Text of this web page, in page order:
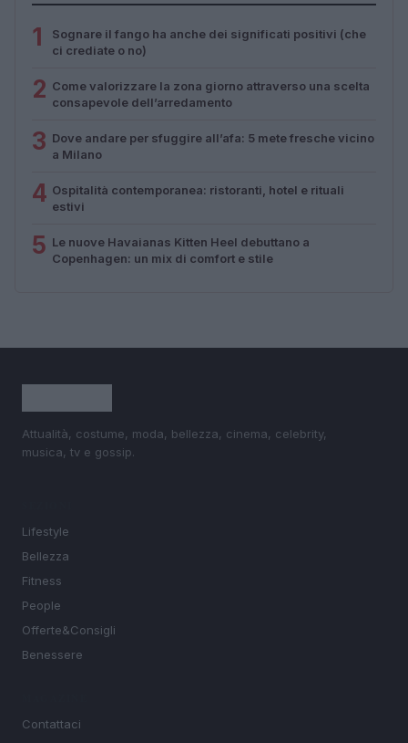
1
Sognare il fango ha anche dei significati positivi (che
ci crediate o no)
2 Come valorizzare la zona giorno attraverso una scelta
consapevole dell’arredamento
3 Dove andare per sfuggire all’afa: 5 mete fresche vicino
a Milano
4 Ospitalità contemporanea: ristoranti, hotel e rituali
estivi
5 Le nuove Havaianas Kitten Heel debuttano a
Copenhagen: un mix di comfort e stile
Attualità, costume, moda, bellezza, cinema, celebrity,
musica, tv e gossip.
Lifestyle
Bellezza
Fitness
People
Offerte&Consigli
Benessere
Contattaci